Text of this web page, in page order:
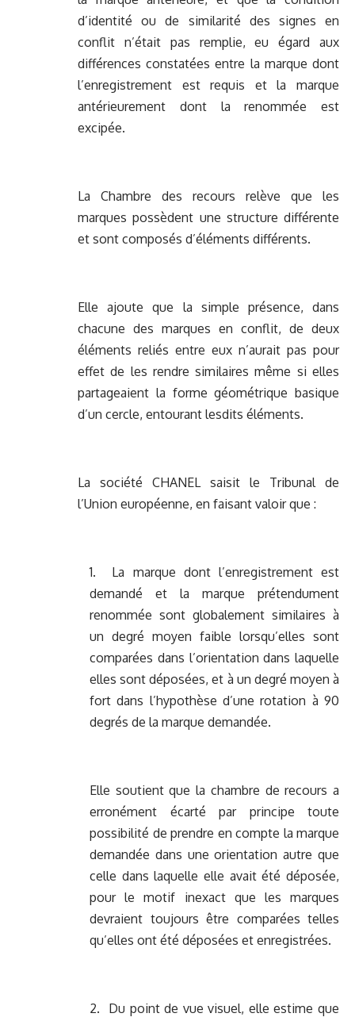
d’identité ou de similarité des signes en
conflit n’était pas remplie, eu égard aux
différences constatées entre la marque dont
l’enregistrement est requis et la marque
antérieurement dont la renommée est
excipée.
La Chambre des recours relève que les
marques possèdent une structure différente
et sont composés d’éléments différents.
Elle ajoute que la simple présence, dans
chacune des marques en conflit, de deux
éléments reliés entre eux n’aurait pas pour
effet de les rendre similaires même si elles
partageaient la forme géométrique basique
d’un cercle, entourant lesdits éléments.
La société CHANEL saisit le Tribunal de
l’Union européenne, en faisant valoir que :
1. La marque dont l’enregistrement est
demandé et la marque prétendument
renommée sont globalement similaires à
un degré moyen faible lorsqu’elles sont
comparées dans l’orientation dans laquelle
elles sont déposées, et à un degré moyen à
fort dans l’hypothèse d’une rotation à 90
degrés de la marque demandée.
Elle soutient que la chambre de recours a
erronément écarté par principe toute
possibilité de prendre en compte la marque
demandée dans une orientation autre que
celle dans laquelle elle avait été déposée,
pour le motif inexact que les marques
devraient toujours être comparées telles
qu’elles ont été déposées et enregistrées.
2. Du point de vue visuel, elle estime que